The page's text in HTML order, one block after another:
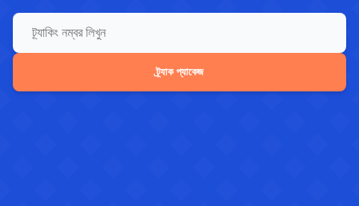
ট্র্যাক প্যাকেজ